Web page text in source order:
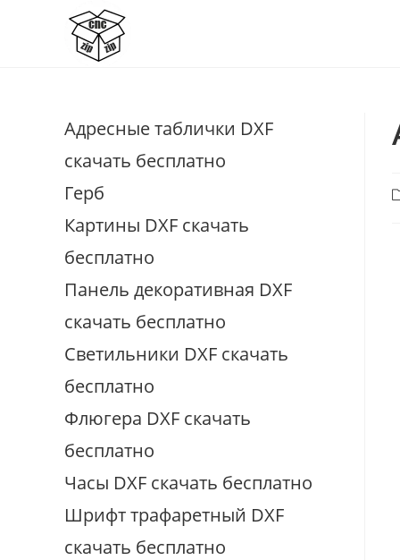
содержимому
Адресные таблички DXF
скачать бесплатно
Герб
Картины DXF скачать
бесплатно
Панель декоративная DXF
скачать бесплатно
Светильники DXF скачать
бесплатно
Флюгера DXF скачать
бесплатно
Часы DXF скачать бесплатно
Шрифт трафаретный DXF
скачать бесплатно